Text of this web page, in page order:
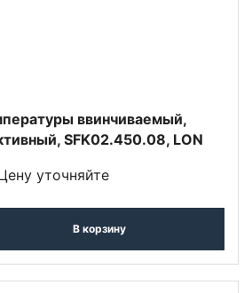
ввинчиваемый,
SFK02.450.08, LON
уточняйте
В корзину